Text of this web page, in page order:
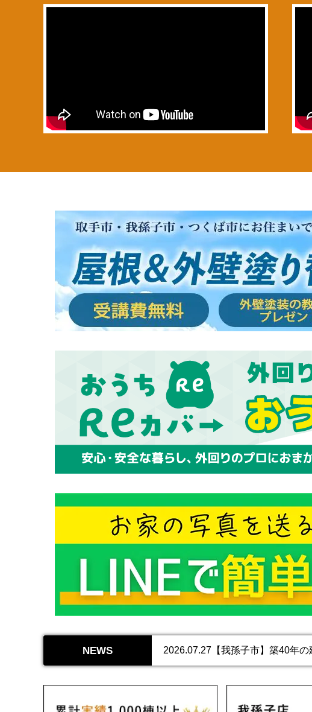
NEWS
2026.07.10【つくば市】木部を
仕上げました。
2026.08.03【取手市】クールカ
がりました。
2026.07.27【我孫子市】築40年
見違えるほどに明るくなりました
2026.07.24【つくば市】既存と
生まれ変わりました！
2026.07.21【我孫子市】濃色で
2026.07.10【つくば市】木部を薬